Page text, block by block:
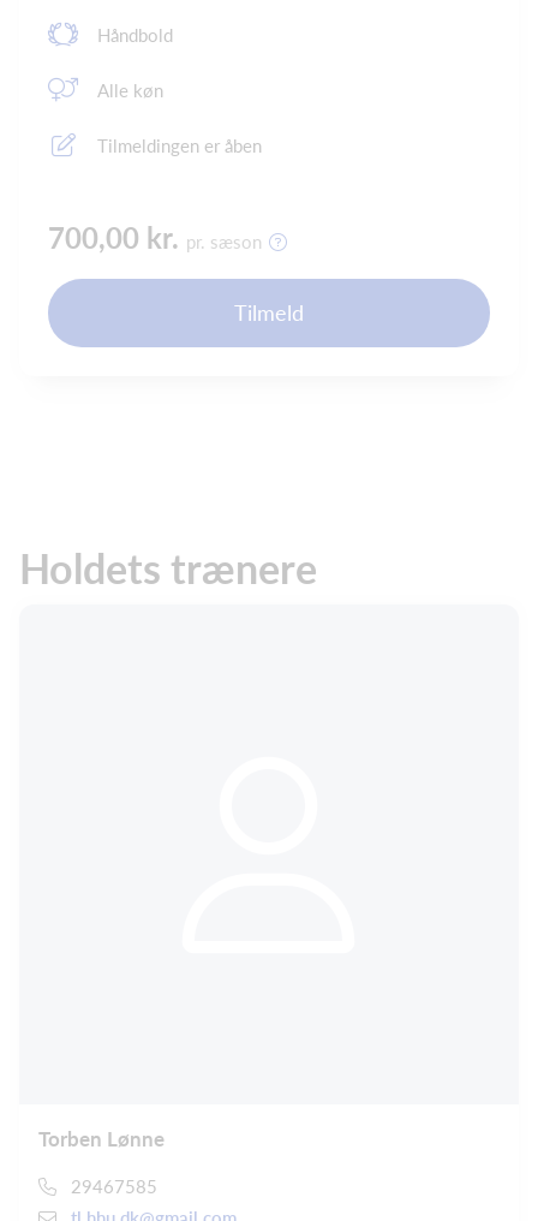
Håndbold
Alle køn
Tilmeldingen er åben
700,00 kr. pr. sæson
Tilmeld
Holdets trænere
Torben Lønne
29467585